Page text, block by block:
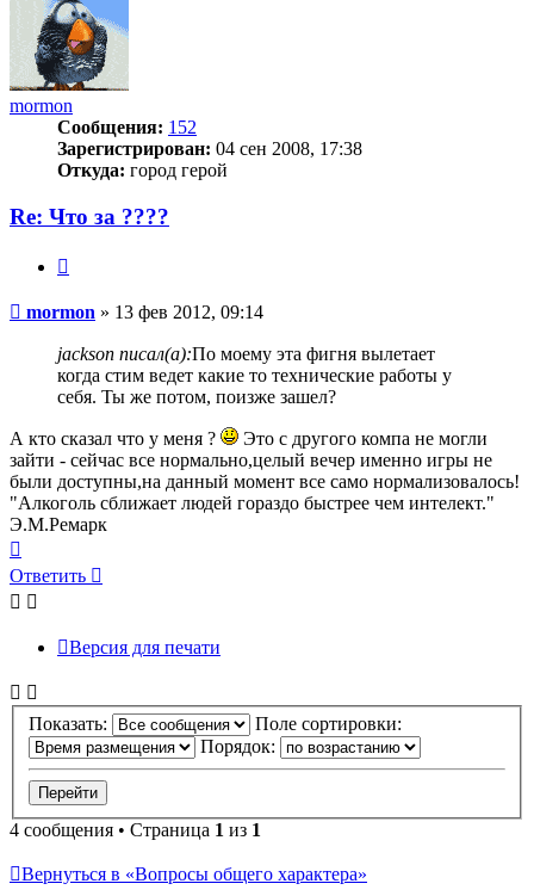
mormon
Сообщения: 152
Зарегистрирован: 04 сен 2008, 17:38
Откуда: город герой
Re: Что за ????
Сообщение
mormon » 13 фев 2012, 09:14
jackson писал(а):По моему эта фигня вылетает
когда стим ведет какие то технические работы у
себя. Ты же потом, поизже зашел?
А кто сказал что у меня ?
Это с другого компа не могли
зайти - сейчас все нормально,целый вечер именно игры не
были доступны,на данный момент все само нормализовалось!
"Алкоголь сближает людей гораздо быстрее чем интелект."
Э.М.Ремарк
к
началу
Ответить
Версия для печати
Показать:
Поле сортировки:
Порядок:
4 сообщения • Страница 1 из 1
Вернуться в «Вопросы общего характера»